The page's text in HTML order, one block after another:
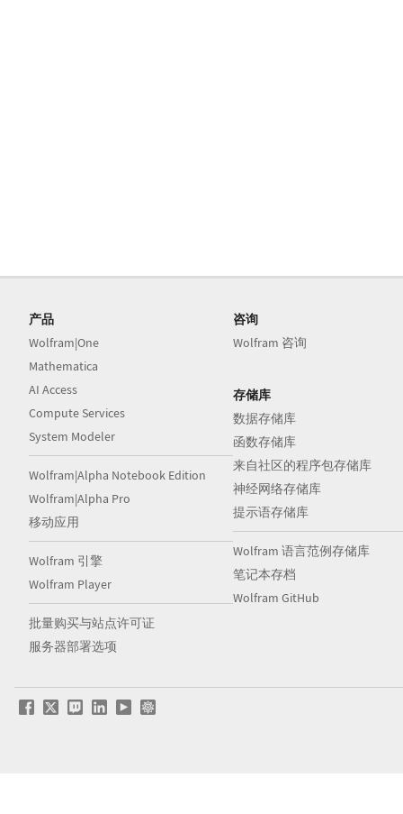
产品
Wolfram|One
Mathematica
AI Access
Compute Services
System Modeler
Wolfram|Alpha Notebook Edition
Wolfram|Alpha Pro
移动应用
Wolfram 引擎
Wolfram Player
批量购买与站点许可证
服务器部署选项
咨询
Wolfram 咨询
存储库
数据存储库
函数存储库
来自社区的程序包存储库
神经网络存储库
提示语存储库
Wolfram 语言范例存储库
笔记本存档
Wolfram GitHub